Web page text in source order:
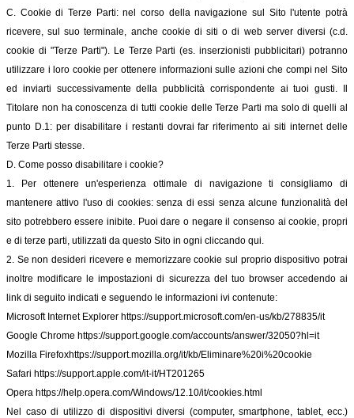
C. Cookie di Terze Parti: nel corso della navigazione sul Sito l'utente potrà
ricevere, sul suo terminale, anche cookie di siti o di web server diversi (c.d.
cookie di "Terze Parti"). Le Terze Parti (es. inserzionisti pubblicitari) potranno
utilizzare i loro cookie per ottenere informazioni sulle azioni che compi nel Sito
ed inviarti successivamente della pubblicità corrispondente ai tuoi gusti. Il
Titolare non ha conoscenza di tutti cookie delle Terze Parti ma solo di quelli al
punto D.1: per disabilitare i restanti dovrai far riferimento ai siti internet delle
Terze Parti stesse.
D. Come posso disabilitare i cookie?
1. Per ottenere un'esperienza ottimale di navigazione ti consigliamo di
mantenere attivo l'uso di cookies: senza di essi senza alcune funzionalità del
sito potrebbero essere inibite. Puoi dare o negare il consenso ai cookie, propri
e di terze parti, utilizzati da questo Sito in ogni cliccando qui.
2. Se non desideri ricevere e memorizzare cookie sul proprio dispositivo potrai
inoltre modificare le impostazioni di sicurezza del tuo browser accedendo ai
link di seguito indicati e seguendo le informazioni ivi contenute:
Microsoft Internet Explorer https://support.microsoft.com/en-us/kb/278835/it
Google Chrome https://support.google.com/accounts/answer/32050?hl=it
Mozilla Firefoxhttps://support.mozilla.org/it/kb/Eliminare%20i%20cookie
Safari https://support.apple.com/it-it/HT201265
Opera https://help.opera.com/Windows/12.10/it/cookies.html
Nel caso di utilizzo di dispositivi diversi (computer, smartphone, tablet, ecc.)